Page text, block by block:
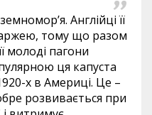
Англійці її
тому що разом
молоді пагони
ця капуста
х в Америці. Це –
розвивається при